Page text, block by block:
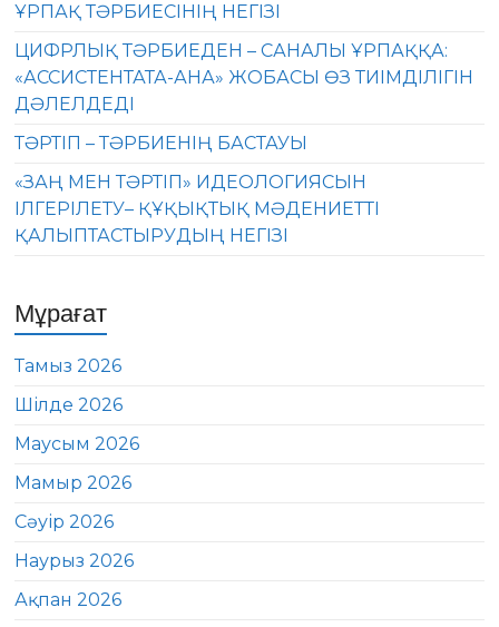
ҰРПАҚ ТӘРБИЕСІНІҢ НЕГІЗІ
ЦИФРЛЫҚ ТӘРБИЕДЕН – САНАЛЫ ҰРПАҚҚА:
«АССИСТЕНТАТА-АНА» ЖОБАСЫ ӨЗ ТИІМДІЛІГІН
ДӘЛЕЛДЕДІ
ТӘРТІП – ТӘРБИЕНІҢ БАСТАУЫ
«ЗАҢ МЕН ТӘРТІП» ИДЕОЛОГИЯСЫН
ІЛГЕРІЛЕТУ– ҚҰҚЫҚТЫҚ МӘДЕНИЕТТІ
ҚАЛЫПТАСТЫРУДЫҢ НЕГІЗІ
Мұрағат
Тамыз 2026
Шілде 2026
Маусым 2026
Мамыр 2026
Сәуір 2026
Наурыз 2026
Ақпан 2026